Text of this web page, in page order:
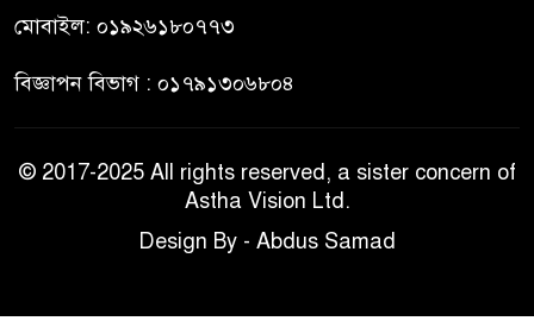
মোবাইল: ০১৯২৬১৮০৭৭৩
বিজ্ঞাপন বিভাগ : ০১৭৯১৩০৬৮০৪
© 2017-2025 All rights reserved, a sister concern of
Astha Vision Ltd.
Design By - Abdus Samad